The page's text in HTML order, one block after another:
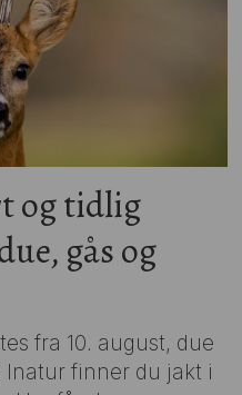
og tidlig
gås og
fra 10. august, due
Inatur finner du jakt i